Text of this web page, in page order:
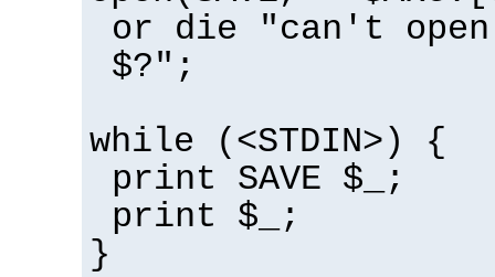
or die "can't open
$?";
while (<STDIN>) {
print SAVE $_;
print $_;
}